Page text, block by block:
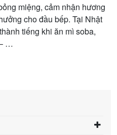
miệng, cảm nhận hương
cho đầu bếp. Tại Nhật
tiếng khi ăn mì soba,
…